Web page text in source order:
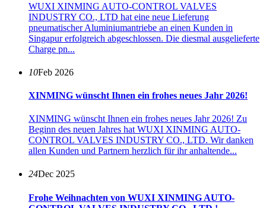
WUXI XINMING AUTO-CONTROL VALVES
INDUSTRY CO., LTD hat eine neue Lieferung
pneumatischer Aluminiumantriebe an einen Kunden in
Singapur erfolgreich abgeschlossen. Die diesmal ausgelieferte
Charge pn...
10Feb 2026
XINMING wünscht Ihnen ein frohes neues Jahr 2026!
XINMING wünscht Ihnen ein frohes neues Jahr 2026! Zu
Beginn des neuen Jahres hat WUXI XINMING AUTO-
CONTROL VALVES INDUSTRY CO., LTD. Wir danken
allen Kunden und Partnern herzlich für ihr anhaltende...
24Dec 2025
Frohe Weihnachten von WUXI XINMING AUTO-